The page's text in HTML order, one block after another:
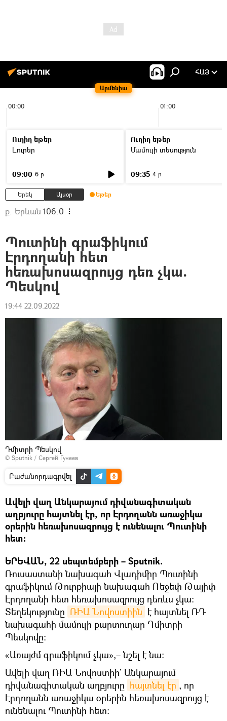
Արմենիա
ՀԱՅ
00:00 01:00
Ուղիղ եթեր
Լուրեր
09:00 6 ր
Ուղիղ եթեր
Մամուլի տեսություն
09:35 4 ր
Երեկ Այսօր Եթեր
ք. Երևան 106.0
Պուտինի գրաֆիկում
Էրդողանի հետ
հեռախոսազրույց դեռ չկա.
Պեսկով
19:44 22.09.2022
Դմիտրի Պեսկով
© Sputnik / Сергей Гунеев
Բաժանորդագրվել
Ավելի վաղ Անկարայում դիվանագիտական
աղբյուրը հայտնել էր, որ Էրդողանն առաջիկա
օրերին հեռախոսազրույց է ունենալու Պուտինի
հետ:
ԵՐԵՎԱՆ, 22 սեպտեմբերի – Sputnik.
Ռուսաստանի նախագահ Վլադիմիր Պուտինի
գրաֆիկում Թուրքիայի նախագահ Ռեջեփ Թայիփ
Էրդողանի հետ հեռախոսազրույց դեռևս չկա։
Տեղեկությունը ՌԻԱ Նովոստիին է հայտնել ՌԴ
նախագահի մամուլի քարտուղար Դմիտրի
Պեսկովը։
«Առայժմ գրաֆիկում չկա»,– նշել է նա։
Ավելի վաղ ՌԻԱ Նովոստիի` Անկարայում
դիվանագիտական աղբյուրը հայտնել էր , որ
Էրդողանն առաջիկա օրերին հեռախոսազրույց է
ունենալու Պուտինի հետ: